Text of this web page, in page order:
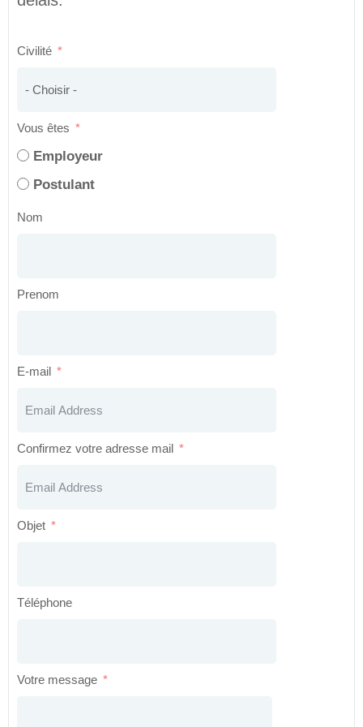
Civilité
Vous êtes
Employeur
Postulant
Nom
Prenom
E-mail
Confirmez votre adresse mail
Objet
Téléphone
Votre message